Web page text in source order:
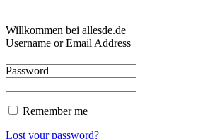
Willkommen bei allesde.de
Username or Email Address
Password
Remember me
Lost your password?